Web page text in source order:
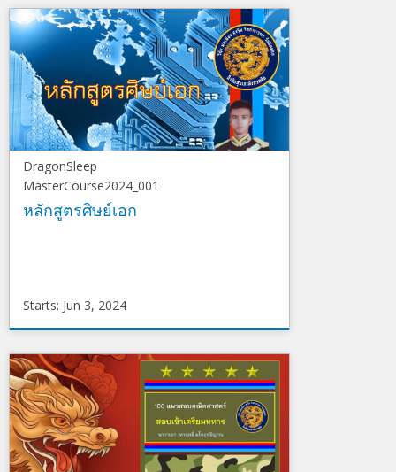
M4
StartsMay
21,
2025
DragonSleep
MasterCourse2024_001
หลักสูตรศิษย์เอก
Starts: Jun 3, 2024
MasterCourse2024_001
StartsJun
3,
2024